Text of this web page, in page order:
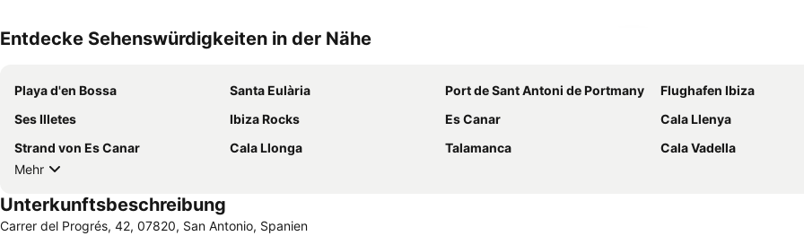
Entdecke Sehenswürdigkeiten in der Nähe
Playa d'en Bossa Santa Eulària Port de Sant Antoni de Portmany
Flughafen Ibiza
Ses Illetes
Ibiza Rocks Es Canar
Cala Llenya
Strand von Es Canar
Cala Llonga Talamanca
Cala Vadella
Mehr
Unterkunftsbeschreibung
Carrer del Progrés, 42, 07820, San Antonio, Spanien